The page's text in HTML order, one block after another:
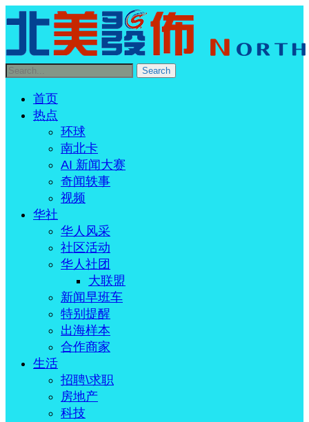
首页
热点
环球
南北卡
AI 新闻大赛
奇闻轶事
视频
华社
华人风采
社区活动
华人社团
大联盟
新闻早班车
特别提醒
出海样本
合作商家
生活
招聘\求职
房地产
科技